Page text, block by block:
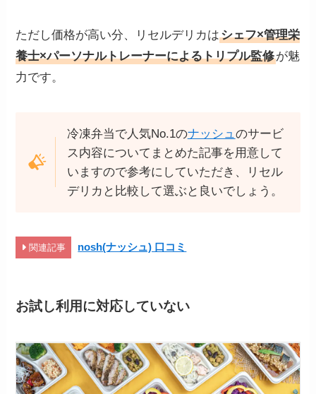
ただし価格が高い分、リセルデリカはシェフ×管理栄
養士×パーソナルトレーナーによるトリプル監修が魅
力です。
冷凍弁当で人気No.1のナッシュ のサービ
ス内容についてまとめた記事を用意して
いますので参考にしていただき、リセル
デリカと比較して選ぶと良いでしょう。
関連記事 nosh(ナッシュ) 口コミ
お試し利用に対応していない